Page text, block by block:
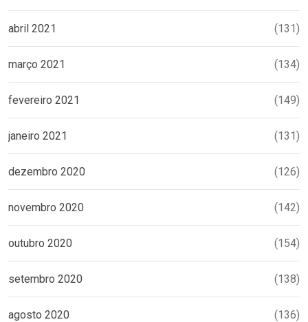
abril 2021 (131)
março 2021 (134)
fevereiro 2021 (149)
janeiro 2021 (131)
dezembro 2020 (126)
novembro 2020 (142)
outubro 2020 (154)
setembro 2020 (138)
agosto 2020 (136)